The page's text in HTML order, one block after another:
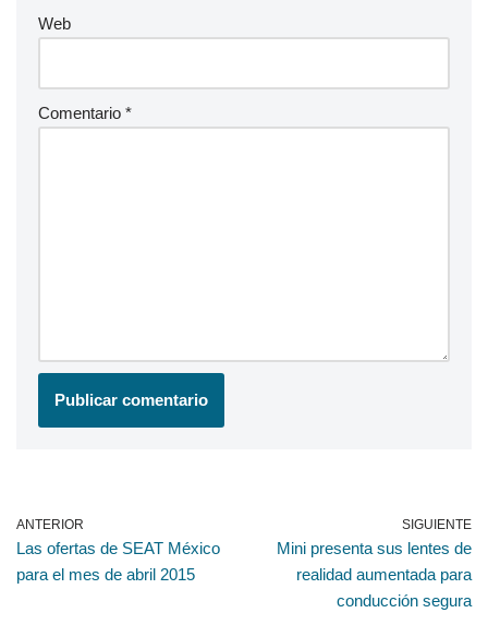
Web
Comentario *
ANTERIOR
Las ofertas de SEAT México
para el mes de abril 2015
SIGUIENTE
Mini presenta sus lentes de
realidad aumentada para
conducción segura